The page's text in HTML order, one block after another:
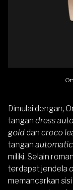
Dimulai dengan,
tangan dress
golddan croco
tangan
miliki. Selain
terdapat jendela
memancarkan